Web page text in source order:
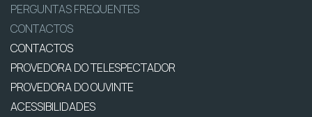
PERGUNTAS FREQUENTES
CONTACTOS
CONTACTOS
PROVEDORA DO TELESPECTADOR
PROVEDORA DO OUVINTE
ACESSIBILIDADES